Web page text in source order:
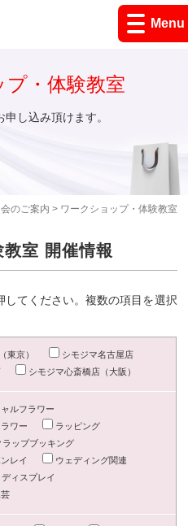
Menu
のご案内 > ワークショップ・体験教室
・体験教室
し込み頂けます。
室 開催情報
てください。複数の項目を選択
東京）
シモジマ名古屋店
シモジマ心斎橋店（大阪）
ルフラワー
ワー
ラッピング
ラップブッキング
レイ
ウェディング関連
ディスプレイ